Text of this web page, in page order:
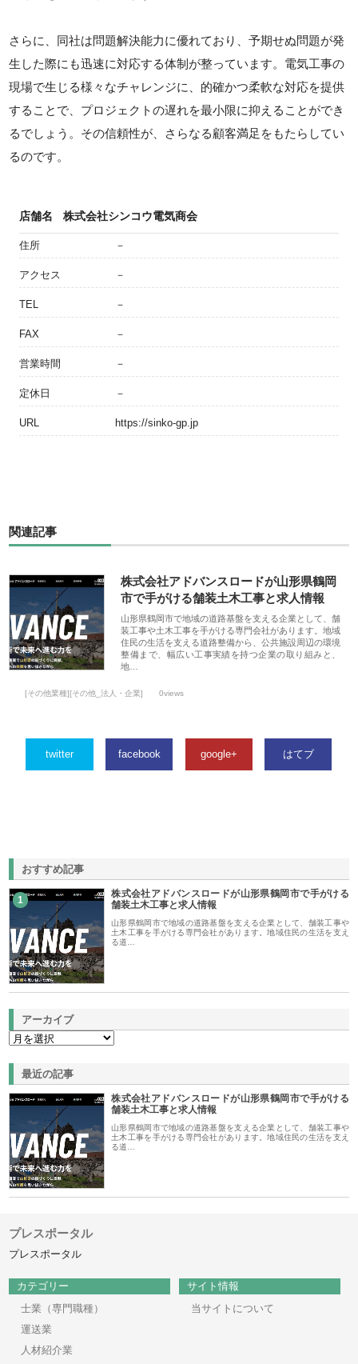
さらに、同社は問題解決能力に優れており、予期せぬ問題が発
生した際にも迅速に対応する体制が整っています。電気工事の
現場で生じる様々なチャレンジに、的確かつ柔軟な対応を提供
することで、プロジェクトの遅れを最小限に抑えることができ
るでしょう。その信頼性が、さらなる顧客満足をもたらしてい
るのです。
店舗名 株式会社シンコウ電気商会
住所 －
アクセス －
TEL －
FAX －
営業時間 －
定休日 －
URL https://sinko-gp.jp
関連記事
株式会社アドバンスロードが山形県鶴岡
市で手がける舗装土木工事と求人情報
山形県鶴岡市で地域の道路基盤を支える企業として、舗
装工事や土木工事を手がける専門会社があります。地域
住民の生活を支える道路整備から、公共施設周辺の環境
整備まで、幅広い工事実績を持つ企業の取り組みと、
地…
[その他業種][その他_法人・企業] 0views
twitter facebook google+ はてブ
おすすめ記事
1
株式会社アドバンスロードが山形県鶴岡市で手がける
舗装土木工事と求人情報
山形県鶴岡市で地域の道路基盤を支える企業として、舗装工事や
土木工事を手がける専門会社があります。地域住民の生活を支え
る道…
アーカイブ
最近の記事
株式会社アドバンスロードが山形県鶴岡市で手がける
舗装土木工事と求人情報
山形県鶴岡市で地域の道路基盤を支える企業として、舗装工事や
土木工事を手がける専門会社があります。地域住民の生活を支え
る道…
プレスポータル
プレスポータル
カテゴリー
士業（専門職種）
運送業
人材紹介業
サイト情報
当サイトについて